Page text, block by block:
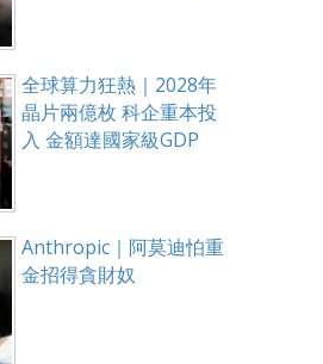
全球算力狂熱｜2028年
晶片兩億枚 科企重本投
入 金額達國家級GDP
Anthropic｜阿莫迪怕重
金招得貪財奴